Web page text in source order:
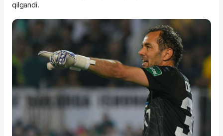
qilgandi.